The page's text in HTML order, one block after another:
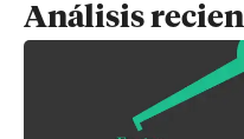
Análisis